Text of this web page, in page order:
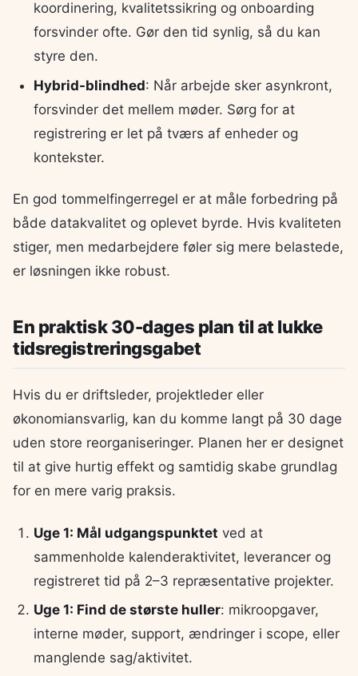
koordinering, kvalitetssikring og onboarding
forsvinder ofte. Gør den tid synlig, så du kan
styre den.
Hybrid-blindhed: Når arbejde sker asynkront,
forsvinder det mellem møder. Sørg for at
registrering er let på tværs af enheder og
kontekster.
En god tommelfingerregel er at måle forbedring på
både datakvalitet og oplevet byrde. Hvis kvaliteten
stiger, men medarbejdere føler sig mere belastede,
er løsningen ikke robust.
En praktisk 30-dages plan til at lukke
tidsregistreringsgabet
Hvis du er driftsleder, projektleder eller
økonomiansvarlig, kan du komme langt på 30 dage
uden store reorganiseringer. Planen her er designet
til at give hurtig effekt og samtidig skabe grundlag
for en mere varig praksis.
Uge 1: Mål udgangspunktet ved at
sammenholde kalenderaktivitet, leverancer og
registreret tid på 2–3 repræsentative projekter.
Uge 1: Find de største huller: mikroopgaver,
interne møder, support, ændringer i scope, eller
manglende sag/aktivitet.